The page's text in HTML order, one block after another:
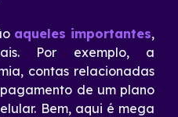
aqueles importantes,
Por exemplo, a
contas relacionadas
de um plano
Bem, aqui é mega